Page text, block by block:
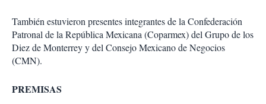
También estuvieron presentes integrantes de la Confederación
Patronal de la República Mexicana (Coparmex) del Grupo de los
Diez de Monterrey y del Consejo Mexicano de Negocios
(CMN).
PREMISAS